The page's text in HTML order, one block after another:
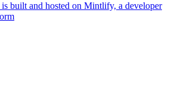
built and hosted on Mintlify, a developer